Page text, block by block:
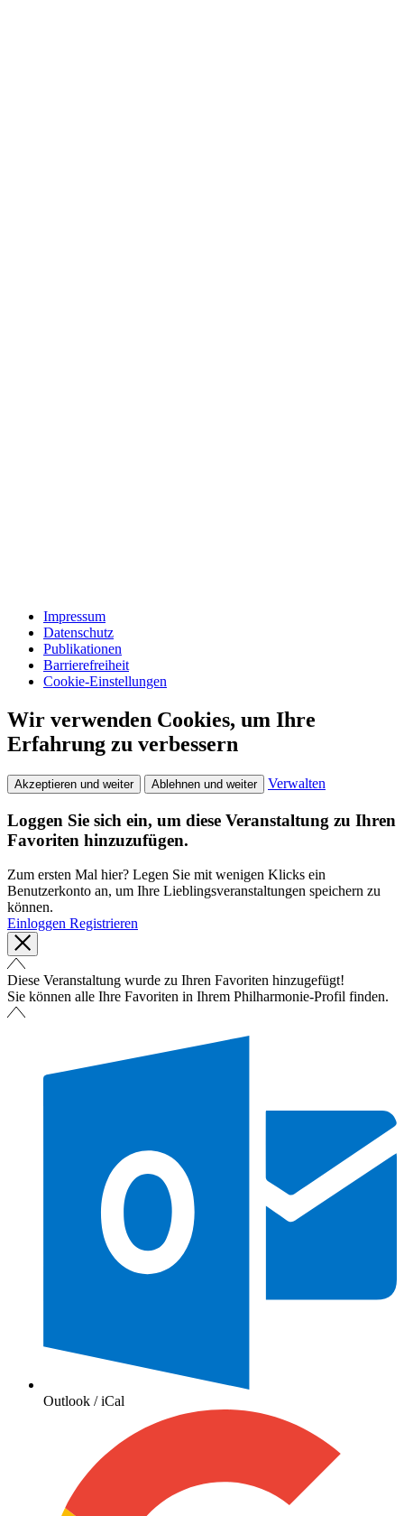
Impressum
Datenschutz
Publikationen
Barrierefreiheit
Cookie-Einstellungen
Wir verwenden Cookies, um Ihre
Erfahrung zu verbessern
Akzeptieren und weiter Ablehnen und weiter Verwalten
Loggen Sie sich ein, um diese Veranstaltung zu Ihren
Favoriten hinzuzufügen.
Zum ersten Mal hier? Legen Sie mit wenigen Klicks ein
Benutzerkonto an, um Ihre Lieblingsveranstaltungen speichern zu
können.
Einloggen Registrieren
Diese Veranstaltung wurde zu Ihren Favoriten hinzugefügt!
Sie können alle Ihre Favoriten in Ihrem Philharmonie-Profil finden.
Outlook / iCal